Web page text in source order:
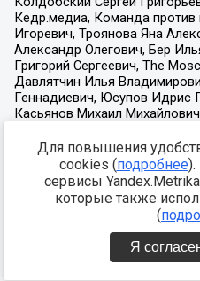
Для повышения
cookies (подробнее).
сервисы
которые также
(
Я